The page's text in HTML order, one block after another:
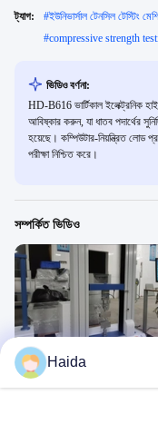
ট্যাগ: #ইউনিভার্সাল টেনসিল টেস্টিং
#compressive strength
ভিডিও বর্ণনা:
HD-B616 ভার্টিকাল ইলেক্ট্রনিক
আবিষ্কার করুন, যা ধাতব পদার্থের
হয়েছে। কম্পিউটার-নিয়ন্ত্রিত লোড
পরীক্ষা নিশ্চিত করে।
সম্পর্কিত ভিডিও
HD-B604 ডাবল কলাম টেনসাইল টেস্টিং
力学
Haida